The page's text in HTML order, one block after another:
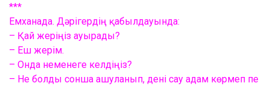
***
Емханада. Дәрігердің қабылдауында:
– Қай жеріңіз ауырады?
– Еш жерім.
– Онда неменеге келдіңіз?
– Не болды сонша ашуланып, дені сау адам көрмеп пе